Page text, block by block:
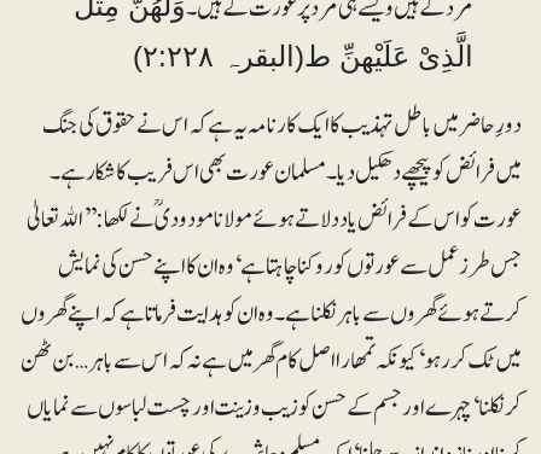
الَّذِیْ عَلَیْھنِّ ط(البقرہ ۲:۲۲۸)
دورِ حاضر میں باطل تہذیب کا ایک کارنامہ یہ ہے کہ اس نے حقوق کی جنگ
میں فرائض کو پیچھے دھکیل دیا۔ مسلمان عورت بھی اس فریب کا شکار ہے۔
عورت کو اس کے فرائض یاد دلاتے ہوئے مولانا مودودیؒ نے لکھا: ’’اﷲتعالیٰ
جس طرز عمل سے عورتوں کو روکنا چاہتا ہے‘ وہ ان کا اپنے حسن کی نمایش
کرتے ہوئے گھروں سے باہر نکلنا ہے۔ وہ ان کو ہدایت فرماتا ہے کہ اپنے گھروں
میں ٹک کر رہو‘ کیونکہ تمھارا اصل کام گھر میں ہے نہ کہ اس سے باہر …بن ٹھن
کر نکلنا‘ چہرے اور جسم کے حسن کو زیب و زینت اور چست لباسوں سے نمایاں